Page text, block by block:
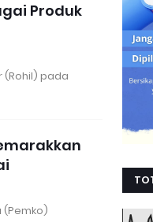
Produk
(Rohil) pada
(Pemko)